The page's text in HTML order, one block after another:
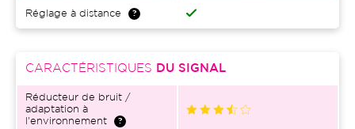
Réglage à distance
CARACTÉRISTIQUES DU SIGNAL
Réducteur de bruit /
adaptation à
l'environnement